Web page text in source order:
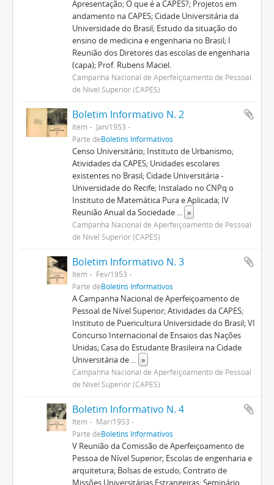
Apresentação; O que é a CAPES?; Projetos em
andamento na CAPES; Cidade Universitária da
Universidade do Brasil; Estudo da situação do
ensino de medicina e engenharia no Brasil; I
Reunião dos Diretores das escolas de engenharia
(capa); Prof. Rubens Maciel.
Campanha Nacional de Aperfeiçoamento de Pessoal
de Nível Superior (CAPES)
Boletim Informativo N. 2
Item
Jan/1953
Parte deBoletins Informativos
Censo Universitário; Instituto de Urbanismo;
Atividades da CAPES; Unidades escolares
existentes no Brasil; Cidade Universitária -
Universidade do Recife; Instalado no CNPq o
Instituto de Matemática Pura e Aplicada; IV
Reunião Anual da Sociedade ... »
Campanha Nacional de Aperfeiçoamento de Pessoal
de Nível Superior (CAPES)
Boletim Informativo N. 3
Item
Fev/1953
Parte deBoletins Informativos
A Campanha Nacional de Aperfeiçoamento de
Pessoal de Nível Superior; Atividades da CAPES;
Instituto de Puericultura Universidade do Brasil; VI
Concurso Internacional de Ensaios das Nações
Unidas; Casa do Estudante Brasileira na Cidade
Universitária de ... »
Campanha Nacional de Aperfeiçoamento de Pessoal
de Nível Superior (CAPES)
Boletim Informativo N. 4
Item
Mar/1953
Parte deBoletins Informativos
V Reunião da Comissão de Aperfeiçoamento de
Pessoa de Nível Superior; Escolas de engenharia e
arquitetura; Bolsas de estudo; Contrato de
Missões Universitárias Estrangeiras; Seminário